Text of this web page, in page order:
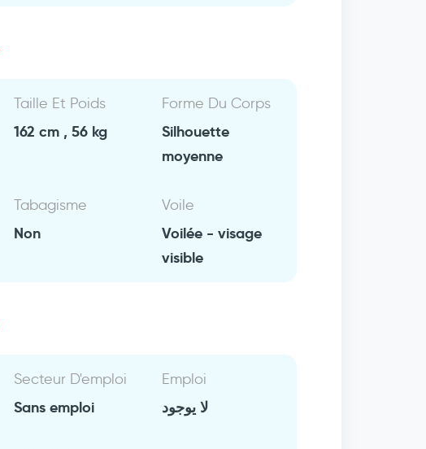
Taille Et Poids
162 cm , 56 kg
Forme Du Corps
Silhouette
moyenne
Tabagisme
Non
Voile
Voilée - visage
visible
Secteur D'emploi
Sans emploi
Emploi
لا يوجود